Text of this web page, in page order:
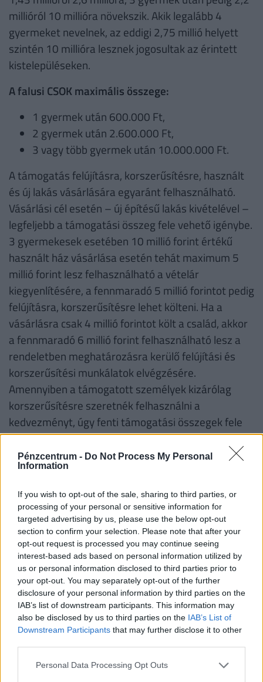
Pénzcentrum - Do Not Process My Personal
Information
If you wish to opt-out of the sale, sharing to third parties, or
processing of your personal or sensitive information for
targeted advertising by us, please use the below opt-out
section to confirm your selection. Please note that after your
opt-out request is processed you may continue seeing
interest-based ads based on personal information utilized by
us or personal information disclosed to third parties prior to
your opt-out. You may separately opt-out of the further
disclosure of your personal information by third parties on the
IAB’s list of downstream participants. This information may
also be disclosed by us to third parties on the IAB’s List of
Downstream Participants that may further disclose it to other
Personal Data Processing Opt Outs
millióról 10 millióra növekszik. Akik legalább 4
gyermeket nevelnek, az eddigi 2,75 millió helyett
szintén 10 millióra lesznek jogosultak az érintett
kistelepüléseken.
A falusi CSOK maximális összege:
1 gyermek után 600.000 Ft,
2 gyermek után 2.600.000 Ft,
3 vagy több gyermek után 10.000.000 Ft.
A támogatás felújításra, korszerűsítésre, használt
és új lakás vásárlására egyaránt felhasználható.
Vásárlási cél esetén – új építésű lakás kivételével –
legfeljebb a támogatási összeg fele vehető igénybe.
3 gyermekesek esetében 10 millió forint értékű
használt ház vásárlása esetén tehát maximum 5
millió forint lesz felhasználható a vételár
kiegyenlítésére, a fennmaradó 5 millió forintot pedig
felújításra, korszerűsítésre lehet költeni. Ha a
vásárlásra csak 4 millió forintot költ a család, akkor
a fennmaradó 6 millió forint felhasználható lesz a
rendeletben meghatározásra kerülő felújítási és
korszerűsítési munkálatok elvégzésére.
Amennyiben a támogatott személyek kizárólag
korszerűsítésre szeretnék felhasználni a
kedvezményt, úgy fenti támogatási összegek fele
lesz elérhető.
Fontos!A támogatás abban az esetben is
korábban az adott lakásra már vettek igénybe
CSOK-ot. Ha valaki a korszerűsítési és/vagy bővítési
munkálatokat nem teljesíti, a folyósított családi
otthonteremtési kedvezményt - ideértve annak a
lakás vásárlására számított összegét is − a
folyósítás napjától számított, Ptk. szerinti
késedelmi kamattal növelten köteles visszafizetni.
Családtámogatások 2019. július 1-től(millió
forint, vastag betűvel az újdonságok)